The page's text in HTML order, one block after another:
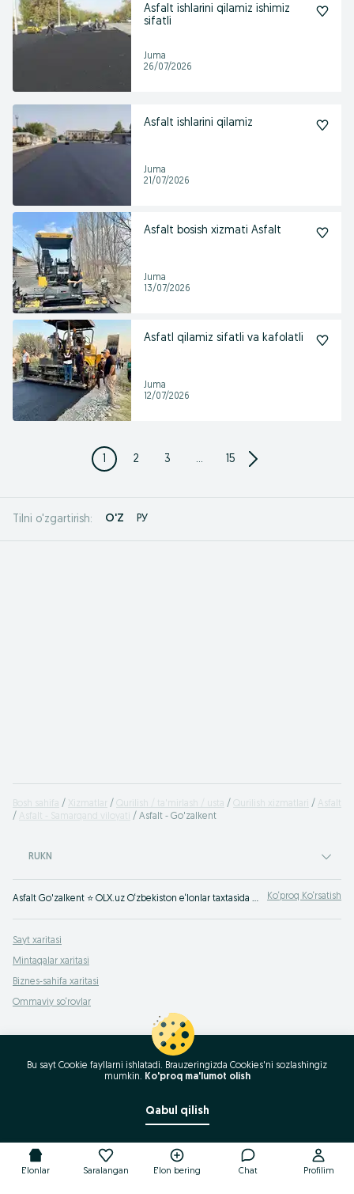
Asfalt ishlarini qilamiz ishimiz
sifatli
Juma
26/07/2026
Asfalt ishlarini qilamiz
Juma
21/07/2026
Asfalt bosish xizmati Asfalt
Juma
13/07/2026
Asfatl qilamiz sifatli va kafolatli
Juma
12/07/2026
1 2 3 ... 15
Tilni o'zgartirish: O'Z РУ
Bosh sahifa Xizmatlar Qurilish / ta'mirlash / usta Qurilish xizmatlari
Asfalt
Asfalt - Samarqand viloyati
Asfalt - Go'zalkent
RUKN
Asfalt Go'zalkent ⭐ OLX.uz O‘zbekiston e‘lonlar taxtasida tez va oson xizmatni topish yoki ko‘rsatish mumkin ✔️ Eng yaxshi xizmatni OLX.uzda toping! Ko‘proq Ko‘rsatish
Sayt xaritasi
Mintaqalar xaritasi
Biznes-sahifa xaritasi
Ommaviy so‘rovlar
E'lonlar Saralangan E'lon bering Chat Profilim
Bu sayt Cookie fayllarni ishlatadi. Brauzeringizda Cookies'ni sozlashingiz
mumkin. Ko'proq ma'lumot olish
Qabul qilish